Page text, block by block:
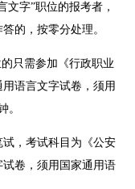
文字”职位的报考者，
的，按零分处理。
只需参加《行政职业
语言文字试卷，须用
。
，考试科目为《公安
卷，须用国家通用语